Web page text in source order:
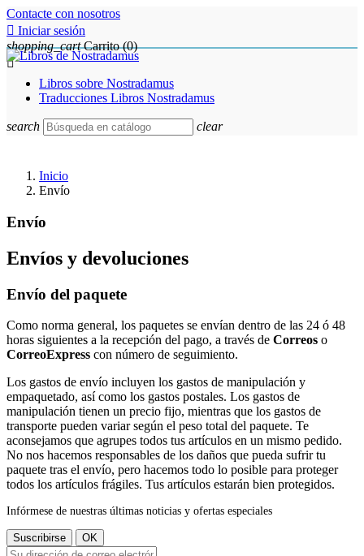
Contacte con nosotros
 Iniciar sesión
shopping_cart Carrito (0)

Libros sobre Nostradamus
Traducciones Libros Nostradamus
search clear
Inicio
Envío
Envío
Envíos y devoluciones
Envío del paquete
Como norma general, los paquetes se envían dentro de las 24 ó 48
horas siguientes a la recepción del pago, a través de Correos o
CorreoExpress con número de seguimiento.
Los gastos de envío incluyen los gastos de manipulación y
empaquetado, así como los gastos postales. Los gastos de
manipulación tienen un precio fijo, mientras que los gastos de
transporte pueden variar según el peso total del paquete. Te
aconsejamos que agrupes todos tus artículos en un mismo pedido.
No nos hacemos responsables de los daños que pueda sufrir tu
paquete tras el envío, pero hacemos todo lo posible para proteger
todos los artículos frágiles. Tus artículos estarán bien protegidos.
Infórmese de nuestras últimas noticias y ofertas especiales